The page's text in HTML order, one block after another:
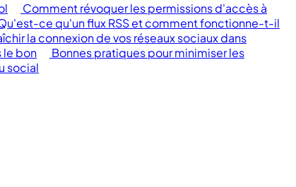
Comment révoquer les permissions d'accès à
ce qu'un flux RSS et comment fonctionne-t-il
la connexion de vos réseaux sociaux dans
le bon
Bonnes pratiques pour minimiser les
social